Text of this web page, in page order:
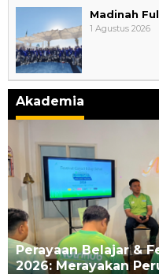
Madinah
1 Agustus 2026
Akademia
Perayaan Belajar &
2026: Merayakan